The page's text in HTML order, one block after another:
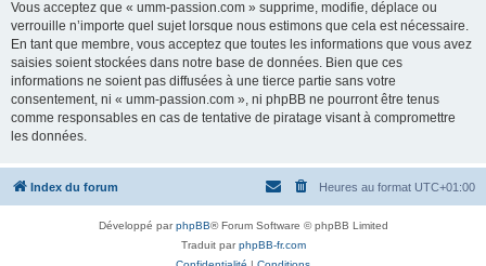
Vous acceptez que « umm-passion.com » supprime, modifie, déplace ou
verrouille n’importe quel sujet lorsque nous estimons que cela est nécessaire.
En tant que membre, vous acceptez que toutes les informations que vous avez
saisies soient stockées dans notre base de données. Bien que ces
informations ne soient pas diffusées à une tierce partie sans votre
consentement, ni « umm-passion.com », ni phpBB ne pourront être tenus
comme responsables en cas de tentative de piratage visant à compromettre
les données.
Index du forum Heures au format UTC+01:00
Développé parphpBB® Forum Software © phpBB Limited
Traduit parphpBB-fr.com